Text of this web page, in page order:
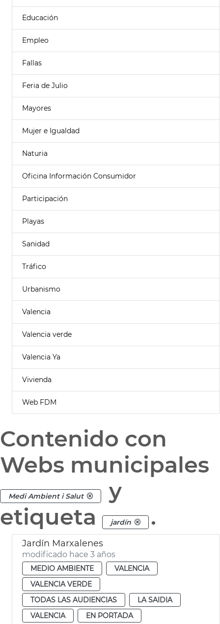
Educación
Empleo
Fallas
Feria de Julio
Mayores
Mujer e Igualdad
Naturia
Oficina Información Consumidor
Participación
Playas
Sanidad
Tráfico
Urbanismo
Valencia
Valencia verde
Valencia Ya
Vivienda
Web FDM
Contenido con
Webs municipales
Medi Ambient i Salut
y
etiqueta
jardín .
Jardín Marxalenes
modificado hace 3 años
MEDIO AMBIENTE
VALENCIA
VALENCIA VERDE
TODAS LAS AUDIENCIAS
LA SAIDIA
VALENCIA
EN PORTADA